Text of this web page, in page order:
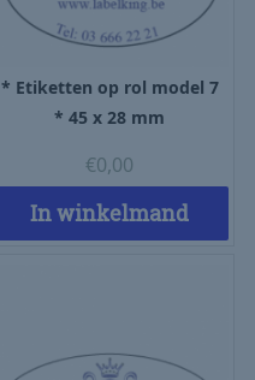
* Etiketten op rol model 7
* 45 x 28 mm
€0,00
In winkelmand